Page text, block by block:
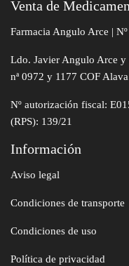
Venta de
Farmacia Angulo Arce |
Ldo. Javier Angulo Arce
nª 0972 y 1177 COF Alava
Nº autorización fiscal:
(RPS): 139/21
Información
Aviso legal
Condiciones de transporte
Condiciones de uso
Política de privacidad